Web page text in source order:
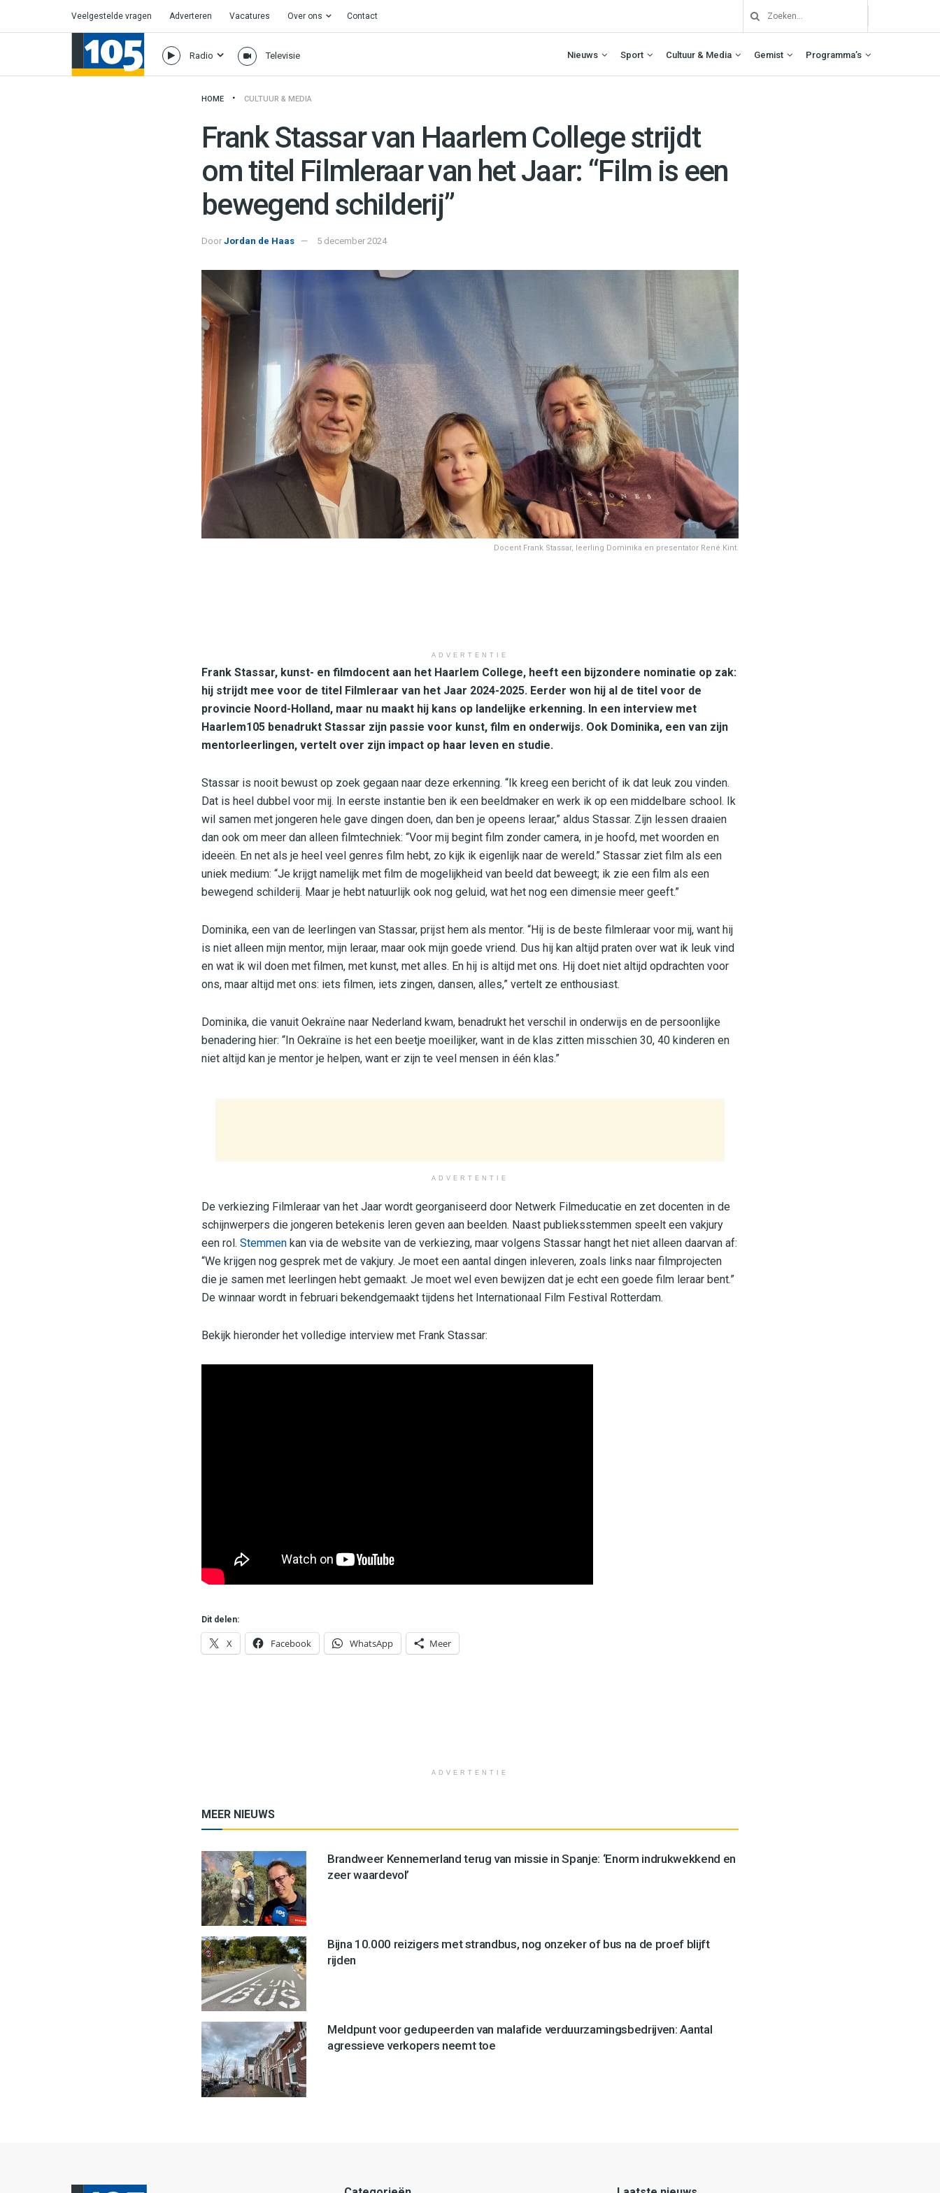
Veelgestelde vragen Adverteren Vacatures Over ons Contact
Radio Televisie Nieuws Sport Cultuur & Media Gemist Programma’s
HOME CULTUUR & MEDIA
Frank Stassar van Haarlem College strijdt
om titel Filmleraar van het Jaar: “Film is een
bewegend schilderij”
Door Jordan de Haas 5 december 2024
Docent Frank Stassar, leerling Dominika en presentator René Kint.
ADVERTENTIE
Frank Stassar, kunst- en filmdocent aan het Haarlem College, heeft een bijzondere nominatie op zak:
hij strijdt mee voor de titel Filmleraar van het Jaar 2024-2025. Eerder won hij al de titel voor de
provincie Noord-Holland, maar nu maakt hij kans op landelijke erkenning. In een interview met
Haarlem105 benadrukt Stassar zijn passie voor kunst, film en onderwijs. Ook Dominika, een van zijn
mentorleerlingen, vertelt over zijn impact op haar leven en studie.
Stassar is nooit bewust op zoek gegaan naar deze erkenning. “Ik kreeg een bericht of ik dat leuk zou vinden.
Dat is heel dubbel voor mij. In eerste instantie ben ik een beeldmaker en werk ik op een middelbare school. Ik
wil samen met jongeren hele gave dingen doen, dan ben je opeens leraar,” aldus Stassar. Zijn lessen draaien
dan ook om meer dan alleen filmtechniek: “Voor mij begint film zonder camera, in je hoofd, met woorden en
ideeën. En net als je heel veel genres film hebt, zo kijk ik eigenlijk naar de wereld.” Stassar ziet film als een
uniek medium: “Je krijgt namelijk met film de mogelijkheid van beeld dat beweegt; ik zie een film als een
bewegend schilderij. Maar je hebt natuurlijk ook nog geluid, wat het nog een dimensie meer geeft.”
Dominika, een van de leerlingen van Stassar, prijst hem als mentor. “Hij is de beste filmleraar voor mij, want hij
is niet alleen mijn mentor, mijn leraar, maar ook mijn goede vriend. Dus hij kan altijd praten over wat ik leuk vind
en wat ik wil doen met filmen, met kunst, met alles. En hij is altijd met ons. Hij doet niet altijd opdrachten voor
ons, maar altijd met ons: iets filmen, iets zingen, dansen, alles,” vertelt ze enthousiast.
Dominika, die vanuit Oekraïne naar Nederland kwam, benadrukt het verschil in onderwijs en de persoonlijke
benadering hier: “In Oekraïne is het een beetje moeilijker, want in de klas zitten misschien 30, 40 kinderen en
niet altijd kan je mentor je helpen, want er zijn te veel mensen in één klas.”
ADVERTENTIE
De verkiezing Filmleraar van het Jaar wordt georganiseerd door Netwerk Filmeducatie en zet docenten in de
schijnwerpers die jongeren betekenis leren geven aan beelden. Naast publieksstemmen speelt een vakjury
een rol. Stemmen kan via de website van de verkiezing, maar volgens Stassar hangt het niet alleen daarvan af:
“We krijgen nog gesprek met de vakjury. Je moet een aantal dingen inleveren, zoals links naar filmprojecten
die je samen met leerlingen hebt gemaakt. Je moet wel even bewijzen dat je echt een goede film leraar bent.”
De winnaar wordt in februari bekendgemaakt tijdens het Internationaal Film Festival Rotterdam.
Bekijk hieronder het volledige interview met Frank Stassar:
Dit delen:
X Facebook WhatsApp Meer
ADVERTENTIE
MEER NIEUWS
Brandweer Kennemerland terug van missie in Spanje: ‘Enorm indrukwekkend en
zeer waardevol’
Bijna 10.000 reizigers met strandbus, nog onzeker of bus na de proef blijft
rijden
Meldpunt voor gedupeerden van malafide verduurzamingsbedrijven: Aantal
agressieve verkopers neemt toe